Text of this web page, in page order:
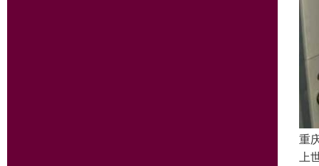
重
上